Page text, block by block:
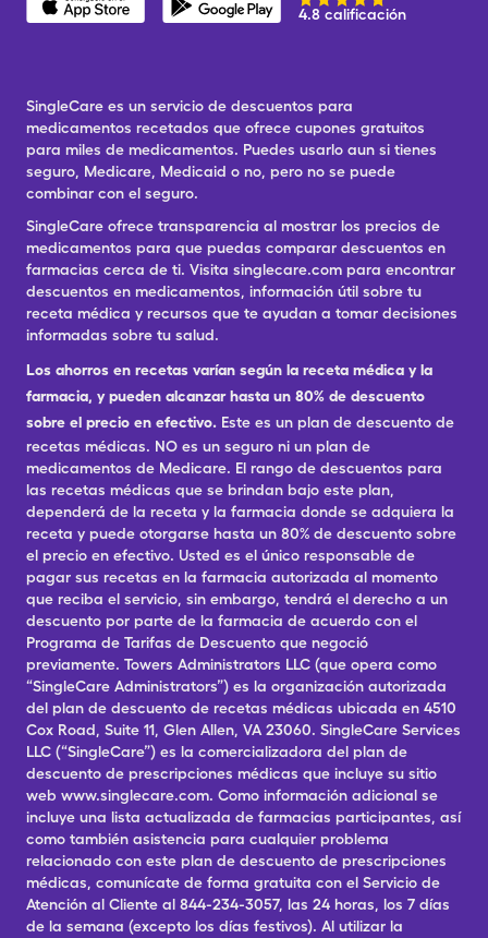
4.8 calificación
SingleCare es un servicio de descuentos para
medicamentos recetados que ofrece cupones gratuitos
para miles de medicamentos. Puedes usarlo aun si tienes
seguro, Medicare, Medicaid o no, pero no se puede
combinar con el seguro.
SingleCare ofrece transparencia al mostrar los precios de
medicamentos para que puedas comparar descuentos en
farmacias cerca de ti. Visita singlecare.com para encontrar
descuentos en medicamentos, información útil sobre tu
receta médica y recursos que te ayudan a tomar decisiones
informadas sobre tu salud.
Los ahorros en recetas varían según la receta médica y la
farmacia, y pueden alcanzar hasta un 80% de descuento
sobre el precio en efectivo. Este es un plan de descuento de
recetas médicas. NO es un seguro ni un plan de
medicamentos de Medicare. El rango de descuentos para
las recetas médicas que se brindan bajo este plan,
dependerá de la receta y la farmacia donde se adquiera la
receta y puede otorgarse hasta un 80% de descuento sobre
el precio en efectivo. Usted es el único responsable de
pagar sus recetas en la farmacia autorizada al momento
que reciba el servicio, sin embargo, tendrá el derecho a un
descuento por parte de la farmacia de acuerdo con el
Programa de Tarifas de Descuento que negoció
previamente. Towers Administrators LLC (que opera como
“SingleCare Administrators”) es la organización autorizada
del plan de descuento de recetas médicas ubicada en 4510
Cox Road, Suite 11, Glen Allen, VA 23060. SingleCare Services
LLC (“SingleCare”) es la comercializadora del plan de
descuento de prescripciones médicas que incluye su sitio
web www.singlecare.com. Como información adicional se
incluye una lista actualizada de farmacias participantes, así
como también asistencia para cualquier problema
relacionado con este plan de descuento de prescripciones
médicas, comunícate de forma gratuita con el Servicio de
Atención al Cliente al 844-234-3057, las 24 horas, los 7 días
de la semana (excepto los días festivos). Al utilizar la